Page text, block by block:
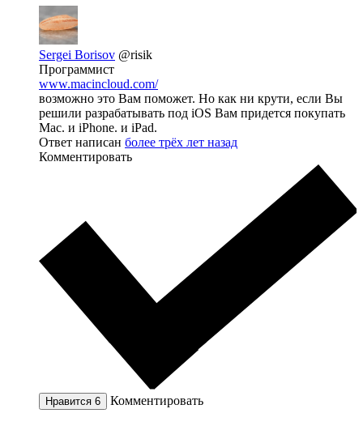
Sergei Borisov @risik
Программист
www.macincloud.com/
возможно это Вам поможет. Но как ни крути, если Вы
решили разрабатывать под iOS Вам придется покупать
Mac. и iPhone. и iPad.
Ответ написан более трёх лет назад
Комментировать
Нравится 6 Комментировать